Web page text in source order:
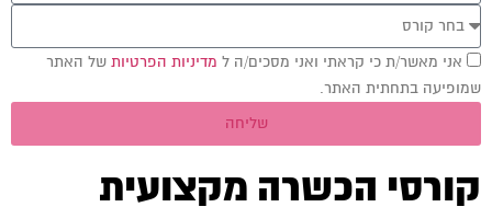
אני מאשר/ת כי קראתי ואני מסכים/ה ל מדיניות הפרטיות של האתר
שמופיעה בתחתית האתר.
שליחה
קורסי הכשרה מקצועית